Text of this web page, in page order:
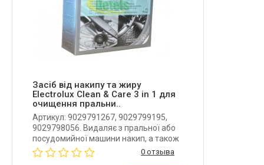
Засіб від накипу та жиру
Electrolux Clean & Care 3 in 1 для
очищення пральни..
Артикул: 9029791267, 9029799195,
9029798056. Видаляє з пральної або
посудомийної машини накип, а також
знежирює її, запобігаючи утворенню
цвілі та відкладень. В упаковці 12
0 отзыва